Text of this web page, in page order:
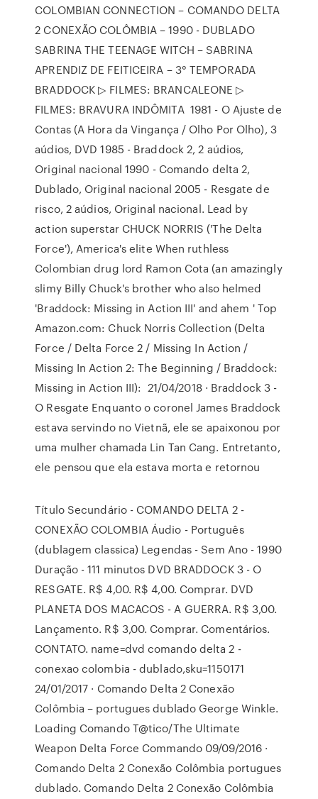
COLOMBIAN CONNECTION – COMANDO DELTA
2 CONEXÃO COLÔMBIA – 1990 - DUBLADO
SABRINA THE TEENAGE WITCH – SABRINA
APRENDIZ DE FEITICEIRA – 3° TEMPORADA
BRADDOCK ▷ FILMES: BRANCALEONE ▷
FILMES: BRAVURA INDÔMITA 1981 - O Ajuste de
Contas (A Hora da Vingança / Olho Por Olho), 3
aúdios, DVD 1985 - Braddock 2, 2 aúdios,
Original nacional 1990 - Comando delta 2,
Dublado, Original nacional 2005 - Resgate de
risco, 2 aúdios, Original nacional. Lead by
action superstar CHUCK NORRIS ('The Delta
Force'), America's elite When ruthless
Colombian drug lord Ramon Cota (an amazingly
slimy Billy Chuck's brother who also helmed
'Braddock: Missing in Action III' and ahem ' Top
Amazon.com: Chuck Norris Collection (Delta
Force / Delta Force 2 / Missing In Action /
Missing In Action 2: The Beginning / Braddock:
Missing in Action III): 21/04/2018 · Braddock 3 -
O Resgate Enquanto o coronel James Braddock
estava servindo no Vietnã, ele se apaixonou por
uma mulher chamada Lin Tan Cang. Entretanto,
ele pensou que ela estava morta e retornou
Título Secundário - COMANDO DELTA 2 -
CONEXÃO COLOMBIA Áudio - Português
(dublagem classica) Legendas - Sem Ano - 1990
Duração - 111 minutos DVD BRADDOCK 3 - O
RESGATE. R$ 4,00. R$ 4,00. Comprar. DVD
PLANETA DOS MACACOS - A GUERRA. R$ 3,00.
Lançamento. R$ 3,00. Comprar. Comentários.
CONTATO. name=dvd comando delta 2 -
conexao colombia - dublado,sku=1150171
24/01/2017 · Comando Delta 2 Conexão
Colômbia – portugues dublado George Winkle.
Loading Comando T@tico/The Ultimate
Weapon Delta Force Commando 09/09/2016 ·
Comando Delta 2 Conexão Colômbia portugues
dublado. Comando Delta 2 Conexão Colômbia